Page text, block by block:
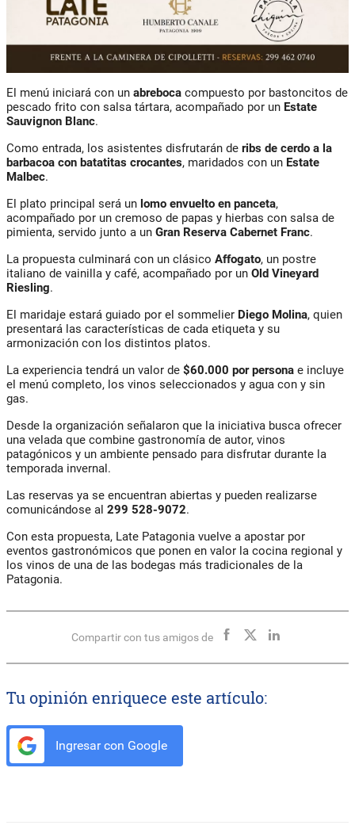
El menú iniciará con un abreboca compuesto por bastoncitos de
pescado frito con salsa tártara, acompañado por un Estate
Sauvignon Blanc.
Como entrada, los asistentes disfrutarán de ribs de cerdo a la
barbacoa con batatitas crocantes, maridados con un Estate
Malbec.
El plato principal será un lomo envuelto en panceta,
acompañado por un cremoso de papas y hierbas con salsa de
pimienta, servido junto a un Gran Reserva Cabernet Franc.
La propuesta culminará con un clásico Affogato, un postre
italiano de vainilla y café, acompañado por un Old Vineyard
Riesling.
El maridaje estará guiado por el sommelier Diego Molina, quien
presentará las características de cada etiqueta y su
armonización con los distintos platos.
La experiencia tendrá un valor de $60.000 por persona e incluye
el menú completo, los vinos seleccionados y agua con y sin
gas.
Desde la organización señalaron que la iniciativa busca ofrecer
una velada que combine gastronomía de autor, vinos
patagónicos y un ambiente pensado para disfrutar durante la
temporada invernal.
Las reservas ya se encuentran abiertas y pueden realizarse
comunicándose al 299 528-9072.
Con esta propuesta, Late Patagonia vuelve a apostar por
eventos gastronómicos que ponen en valor la cocina regional y
los vinos de una de las bodegas más tradicionales de la
Patagonia.
Compartir con tus amigos de
Tu opinión enriquece este artículo:
Ingresar con Google